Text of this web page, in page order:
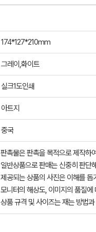
174*127*210mm
그레이,화이트
실크1도인쇄
아트지
중국
판촉물은 판촉을 목적으로 제작하
일반상품으로 판매는 신중히 판단
제공되는 상품의 사진은 이해를
모니터의 해상도, 이미지의 품질
상품 규격 및 사이즈는 재는 방법